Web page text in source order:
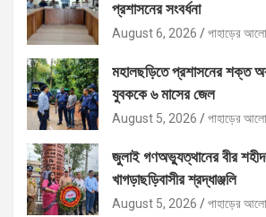
প্রশাসনের সংবর্ধনা
August 6, 2026 পাহাড়ের আলো
মহালছড়িতে প্রশাসনের শক্ত
যুবককে ৬ মাসের জেল
August 5, 2026 পাহাড়ের আলো
জুলাই গণঅভ্যুত্থানের বীর
খাগড়াছড়িবাসীর শ্রদ্ধাঞ্জলি
August 5, 2026 পাহাড়ের আলো